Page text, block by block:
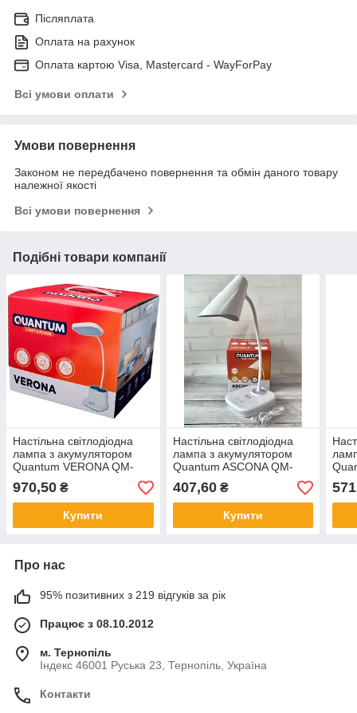
Післяплата
Оплата на рахунок
Оплата картою Visa, Mastercard - WayForPay
Всі умови оплати
Умови повернення
Законом не передбачено повернення та обмін даного товару
належної якості
Всі умови повернення
Подібні товари компанії
Настільна світлодіодна
лампа з акумулятором
Quantum VERONA QM-
TL1061 LED 3.5W 450lm
4100К USB 5V 5200mAh з
Power Bank
970,50 ₴
Купити
Настільна світлодіодна
лампа з акумулятором
Quantum ASCONA QM-
TL1030 3W 200lm LED
USB 5V
407,60₴
Купити
Про нас
95% позитивних з 219 відгуків за рік
Працює з 08.10.2012
м. Тернопіль
Індекс 46001 Руська 23, Тернопіль, Україна
Контакти